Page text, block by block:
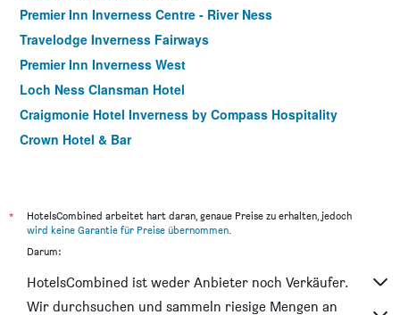
Premier Inn Inverness Centre - River Ness
Travelodge Inverness Fairways
Premier Inn Inverness West
Loch Ness Clansman Hotel
Craigmonie Hotel Inverness by Compass Hospitality
Crown Hotel & Bar
The Loch Ness Inn
Heathmount Hotel
Parkhill Guest House
*
HotelsCombined arbeitet hart daran, genaue Preise zu erhalten, jedoch
wird keine Garantie für Preise übernommen.
Darum:
HotelsCombined ist weder Anbieter noch Verkäufer.
Wir durchsuchen und sammeln riesige Mengen an